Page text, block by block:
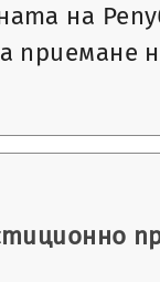
на
приемане